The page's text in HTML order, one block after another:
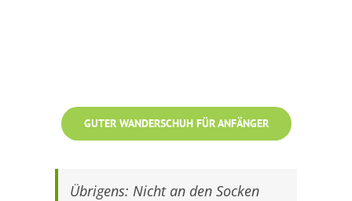
GUTER WANDERSCHUH FÜR ANFÄNGER
Übrigens: Nicht an den Socken